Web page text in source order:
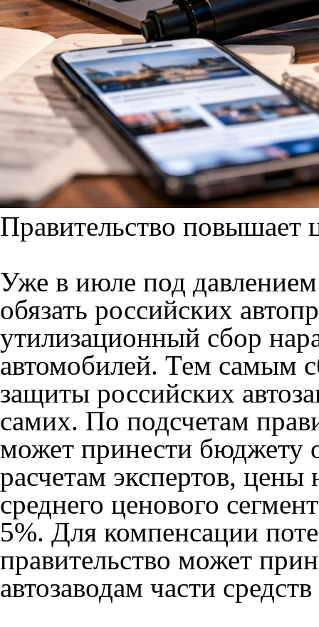
Правительство повышает
Уже в июле под
обязать российских
утилизационный сбор
автомобилей. Тем самым
защиты российских
самих. По подсчетам
может принести бюджету
расчетам экспертов,
среднего ценового
5%. Для компенсации
правительство может
автозаводам части